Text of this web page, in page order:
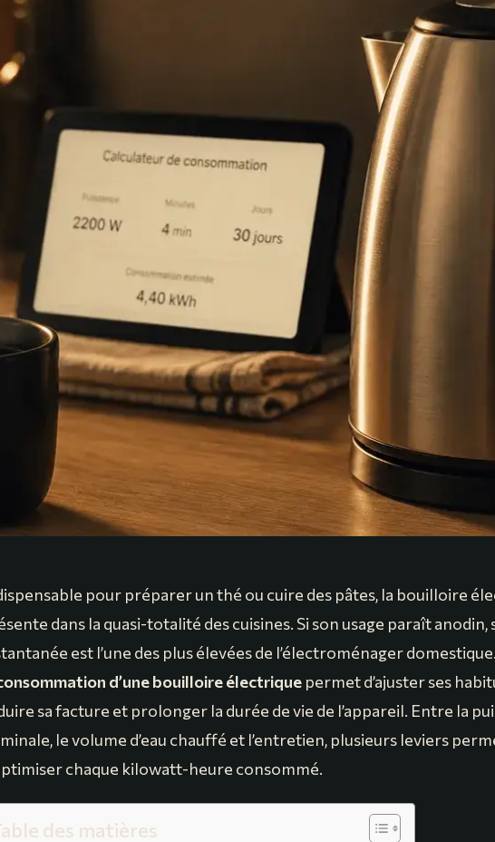
pour préparer un thé ou cuire des pâtes, la bouilloire
dans la quasi-totalité des cuisines. Si son usage paraît anodin,
est l’une des plus élevées de l’électroménager
d’une bouilloire électrique permet d’ajuster ses
sa facture et prolonger la durée de vie de l’appareil. Entre la
le volume d’eau chauffé et l’entretien, plusieurs leviers
chaque kilowatt-heure consommé.
des matières